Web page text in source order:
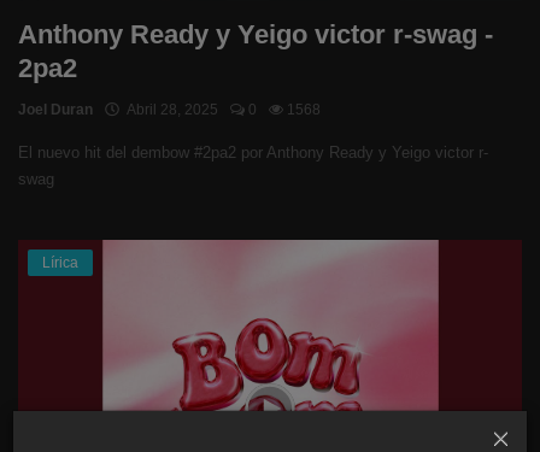
Anthony Ready y Yeigo victor r-swag -
2pa2
Joel Duran Abril 28, 2025 0 1568
El nuevo hit del dembow #2pa2 por Anthony Ready y Yeigo victor r-
swag
Lírica